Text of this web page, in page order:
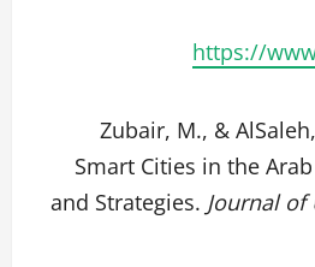
https://
Zubair, M., &
Smart Cities in the
and Strategies. Journal of